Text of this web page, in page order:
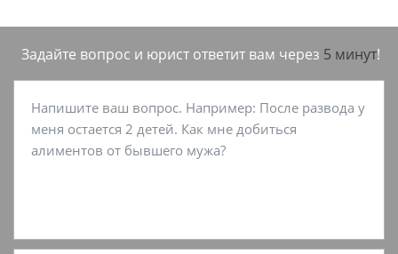
Задайте вопрос и юрист ответит вам через 5 минут!